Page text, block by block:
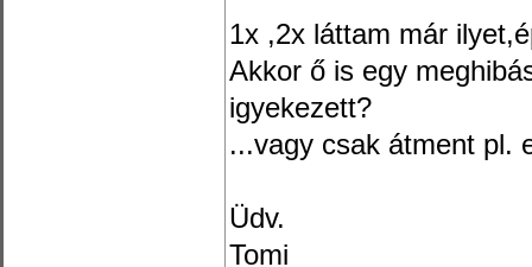
1x ,2x láttam már
Akkor ő is egy
igyekezett?
...vagy csak átment pl.
Üdv.
Tomi